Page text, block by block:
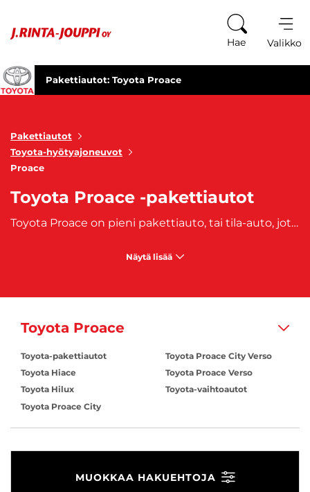
Hae Valikko
Pakettiautot: Toyota Proace
Pakettiautot
Toyota-hyötyajoneuvot
Proace
Toyota Proace -pakettiautot
Toyota Proace on pieni pakettiauto, tai tila-auto, jota on valmistettu vuodesta 2012 lähtien. Proace on suosittu pakettiauto ja erittäin kätevä hyötyajoneuvo. J. Rinta-Joupilta ostat oman Toyota Proace -vaihtoautosi, joihin on saatavilla edullinen
Näytä lisää
Toyota Proace
Toyota-pakettiautot
Toyota Hiace
Toyota Hilux
Toyota Proace City
Toyota Proace City Verso
Toyota Proace Verso
Toyota-vaihtoautot
MUOKKAA HAKUEHTOJA